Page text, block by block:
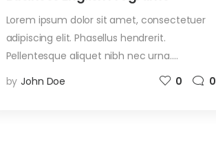
Lorem ipsum dolor sit amet, consectetuer
adipiscing elit. Phasellus hendrerit.
Pellentesque aliquet nibh nec urna.…
by John Doe 0 0